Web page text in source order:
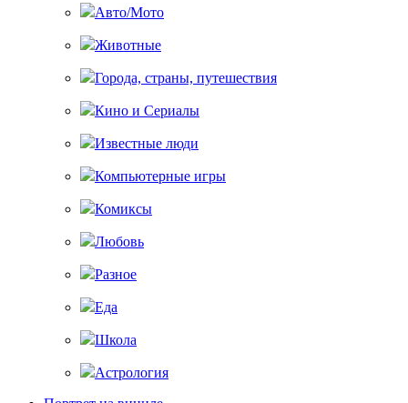
Авто/Мото
Животные
Города, страны, путешествия
Кино и Сериалы
Известные люди
Компьютерные игры
Комиксы
Любовь
Разное
Еда
Школа
Астрология